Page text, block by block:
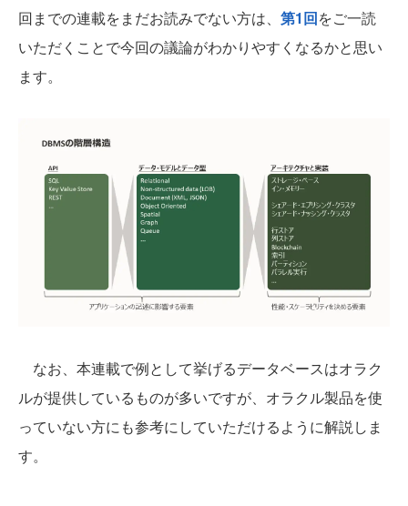
回までの連載をまだお読みでない方は、 第1回をご一読
いただくことで今回の議論がわかりやすくなるかと思い
ます。
なお、本連載で例として挙げるデータベースはオラク
ルが提供しているものが多いですが、オラクル製品を使
っていない方にも参考にしていただけるように解説しま
す。